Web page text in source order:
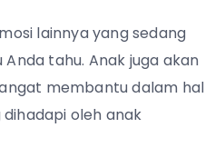
lainnya yang sedang
tahu. Anak juga akan
membantu dalam hal
oleh anak